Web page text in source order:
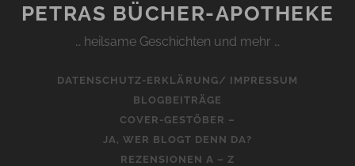
PETRAS BÜCHER-APOTHEKE
… heilsame Geschichten und mehr …
DATENSCHUTZ-ERKLÄRUNG/ IMPRESSUM
BLOGBEITRÄGE
COVER-GESTÖBER –
JA, WER BLOGT DENN DA?
REZENSIONEN A – Z